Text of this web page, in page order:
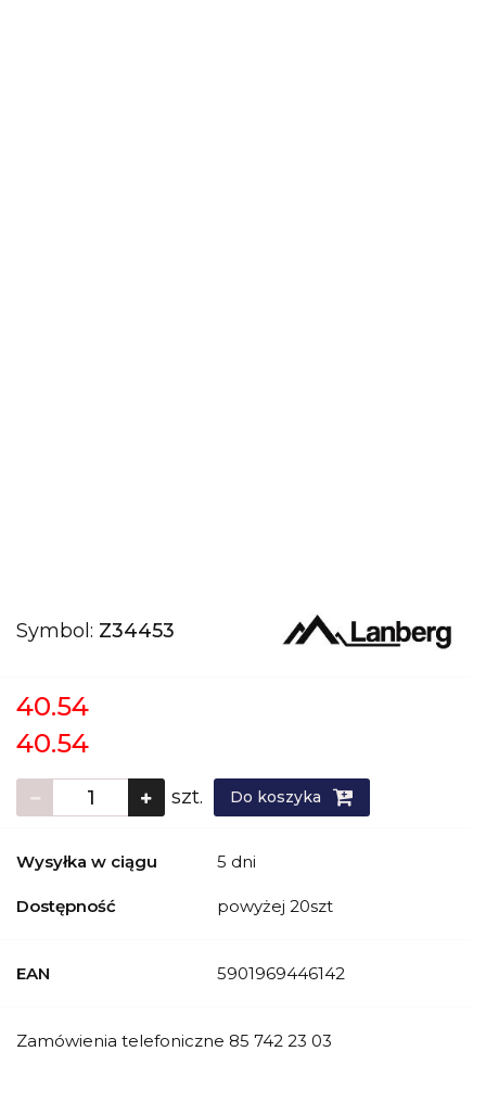
Symbol: Z34453
40.54
40.54
szt. Do koszyka
Wysyłka w ciągu 5 dni
Dostępność powyżej 20szt
EAN 5901969446142
Zamówienia telefoniczne 85 742 23 03